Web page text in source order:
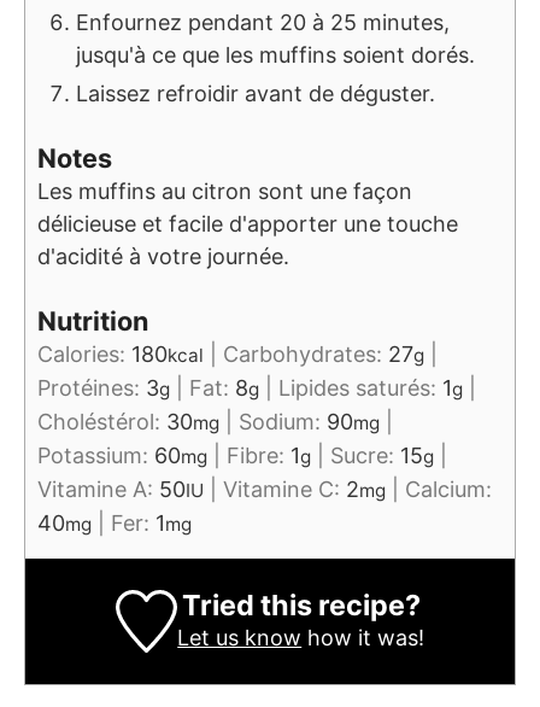
Enfournez pendant 20 à 25 minutes,
jusqu'à ce que les muffins soient dorés.
Laissez refroidir avant de déguster.
Notes
Les muffins au citron sont une façon
délicieuse et facile d'apporter une touche
d'acidité à votre journée.
Nutrition
Calories: 180kcal Carbohydrates: 27g
Protéines: 3g Fat: 8g Lipides saturés: 1g
Choléstérol: 30mg Sodium: 90mg
Potassium: 60mg Fibre: 1g Sucre: 15g
Vitamine A: 50IU Vitamine C: 2mg
Calcium:
40mg Fer: 1mg
Tried this recipe?
Let us know how it was!